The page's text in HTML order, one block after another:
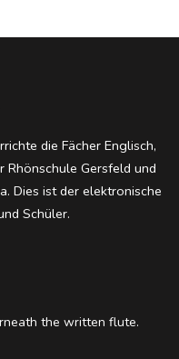
die Fächer Englisch,
Rhönschule Gersfeld und
Dies ist der elektronische
Schüler.
the written flute.